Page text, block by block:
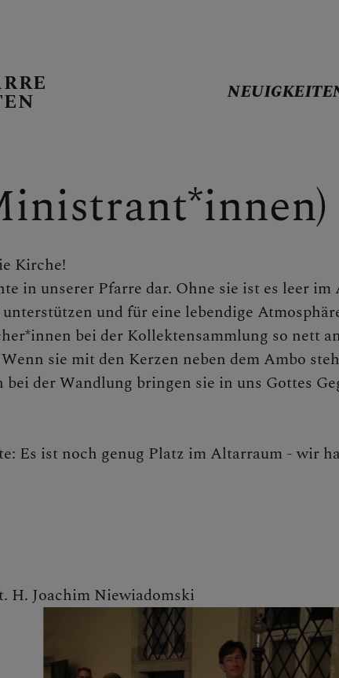
GRUPPEN
Kirche!
in unserer Pfarre dar. Ohne sie ist es leer im
und für eine lebendige
bei der Kollektensammlung so nett
sie mit den Kerzen neben dem Ambo
der Wandlung bringen sie in uns Gottes
Es ist noch genug Platz im Altarraum - wir
H. Joachim Niewiadomski